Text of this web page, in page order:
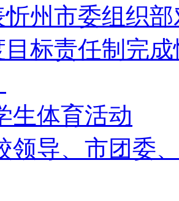
州市委组织
目标责任制完
生体育活动
领导、市团委